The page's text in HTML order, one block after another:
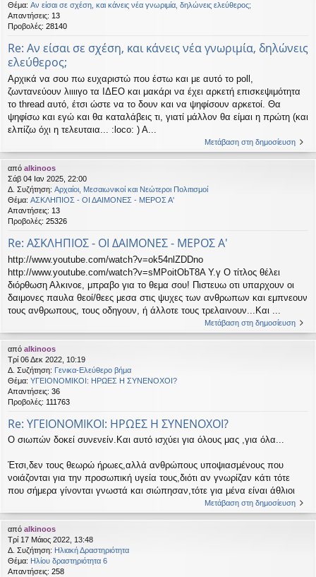
Θέμα: Αν είσαι σε σχέση, και κάνεις νέα γνωριμία, δηλώνεις ελεύθερος;
Απαντήσεις: 13
Προβολές: 28140
Re: Αν είσαι σε σχέση, και κάνεις νέα γνωριμία, δηλώνεις
ελεύθερος;
Αρχικά να σου πω ευχαριστώ που έστω και με αυτό το poll,
ζωντανεύουν λιιιιγο τα ΙΔΕΟ και μακάρι να έχει αρκετή επισκεψιμότητα
το thread αυτό, έτσι ώστε να το δουν και να ψηφίσουν αρκετοί. Θα
ψηφίσω και εγώ και θα καταλάβεις τι, γιατί μάλλον θα είμαι η πρώτη (και
ελπίζω όχι η τελευταια... :loco: ) Α...
Μετάβαση στη δημοσίευση
από alkinoos
Σάβ 04 Ιαν 2025, 22:00
Δ. Συζήτηση: Αρχαίοι, Μεσαιωνικοί και Νεώτεροι Πολιτισμοί
Θέμα: ΑΣΚΛΗΠΙΟΣ - ΟΙ ΔΑΙΜΟΝΕΣ - ΜΕΡΟΣ Α'
Απαντήσεις: 13
Προβολές: 25326
Re: ΑΣΚΛΗΠΙΟΣ - ΟΙ ΔΑΙΜΟΝΕΣ - ΜΕΡΟΣ Α'
http://www.youtube.com/watch?v=ok54nlZDDno
http://www.youtube.com/watch?v=sMPoitObT8A Υ.γ Ο τίτλος θέλει
διόρθωση Αλκινοε, μπραβο για το θεμα σου! Πιστευω οτι υπαρχουν οι
δαιμονες παυλα θεοί/θεες μεσα στις ψυχες των ανθρωπων και εμπνεουν
τους ανθρωπους, τους οδηγουν, ή άλλοτε τους τρελαινουν...Και ...
Μετάβαση στη δημοσίευση
από alkinoos
Τρί 06 Δεκ 2022, 10:19
Δ. Συζήτηση: Γενικα-Ελεύθερο βήμα
Θέμα: ΥΓΕΙΟΝΟΜΙΚΟΙ: ΗΡΩΕΣ Η ΣΥΝΕΝΟΧΟΙ?
Απαντήσεις: 36
Προβολές: 111763
Re: ΥΓΕΙΟΝΟΜΙΚΟΙ: ΗΡΩΕΣ Η ΣΥΝΕΝΟΧΟΙ?
Ο σιωπών δοκεί συνενείν.Και αυτό ισχύει για όλους μας ,για όλα...
Έτσι,δεν τους θεωρώ ήρωες,αλλά ανθρώπους υποψιασμένους που
νοιάζονται για την προσωπική υγεία τους,διότι αν γνωρίζαν κάτι τότε
που σήμερα γίνονται γνωστά και σιώπησαν,τότε για μένα είναι άθλιοι
Μετάβαση στη δημοσίευση
από alkinoos
Τρί 17 Μάιος 2022, 13:48
Δ. Συζήτηση: Ηλιακή Δραστηριότητα
Θέμα: Ηλίου δραστηριότητα 6
Απαντήσεις: 258